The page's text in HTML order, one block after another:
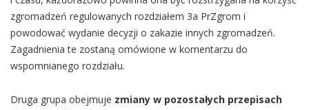
zgromadzeń regulowanych rozdziałem 3a PrZgrom i
powodować wydanie decyzji o zakazie innych zgromadzeń.
Zagadnienia te zostaną omówione w komentarzu do
wspomnianego rozdziału.
Druga grupa obejmuje zmiany w pozostałych przepisach